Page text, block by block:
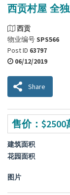
西贡村屋 全
西贡
物业编号SPS566
Post ID 63797
06/12/2019
Share
售价：$2500
建筑面积
花园面积
图片